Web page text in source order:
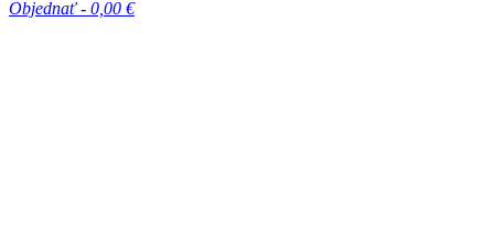
Objednať - 0,00 €